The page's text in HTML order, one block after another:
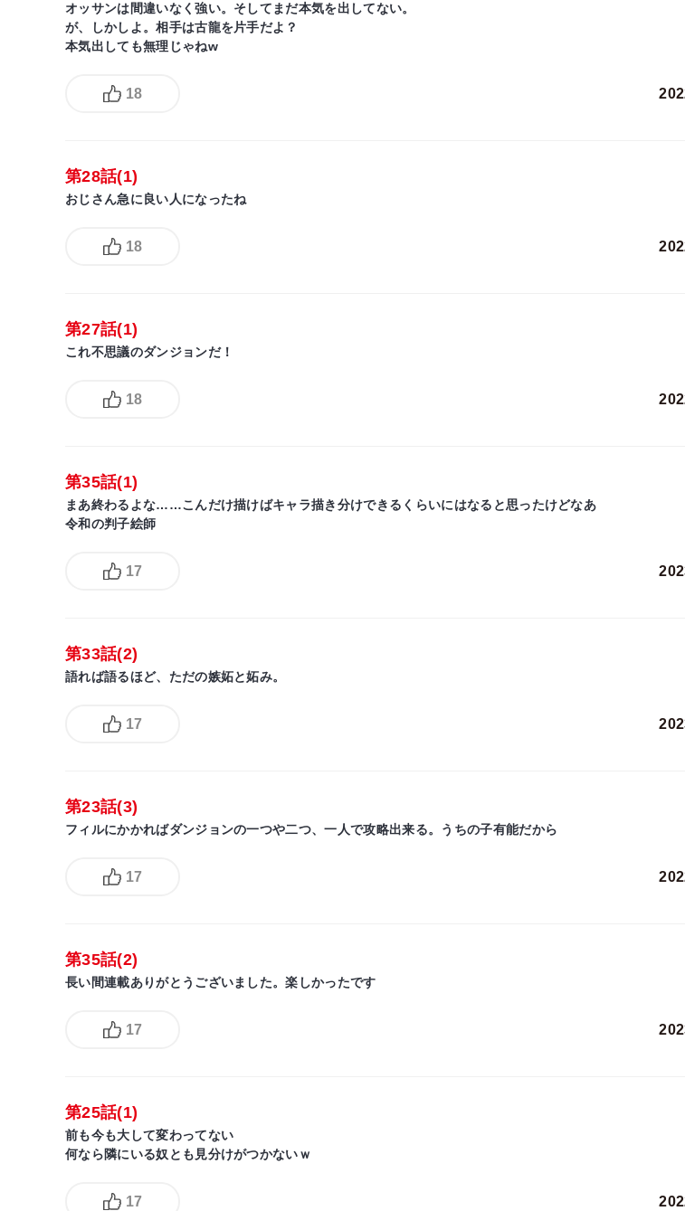
オッサンは間違いなく強い。そしてまだ本気を出してない。
が、しかしよ。相手は古龍を片手だよ？
本気出しても無理じゃねw
18
第28話(1)
おじさん急に良い人になったね
18
第27話(1)
これ不思議のダンジョンだ！
18
第35話(1)
まあ終わるよな……こんだけ描けばキャラ描き分けできるくらいにはなると思ったけどなあ
令和の判子絵師
17
第33話(2)
語れば語るほど、ただの嫉妬と妬み。
17
第23話(3)
フィルにかかればダンジョンの一つや二つ、一人で攻略出来る。うちの子有能だから
17
第35話(2)
長い間連載ありがとうございました。楽しかったです
17
第25話(1)
前も今も大して変わってない
何なら隣にいる奴とも見分けがつかないｗ
17